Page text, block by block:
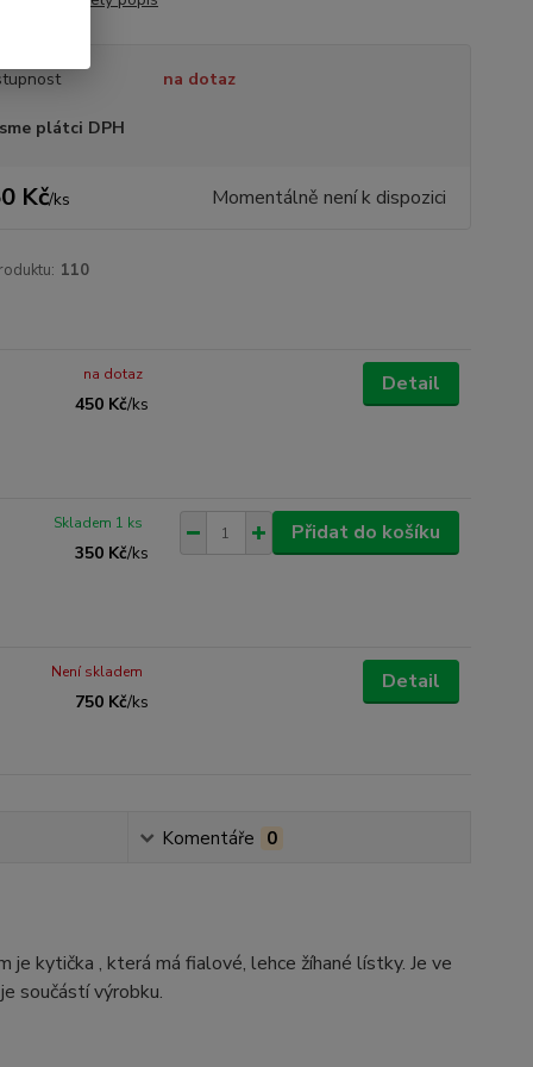
na dotaz
plátci DPH
Kč/ks Momentálně není k dispozici
110
450 Kč/ks
na dotaz Detail
350 Kč/ks
Skladem 1 ks Přidat do košíku
750 Kč/ks
Není skladem Detail
Komentáře 0
kytička , která má fialové, lehce žíhané lístky. Je ve
součástí výrobku.